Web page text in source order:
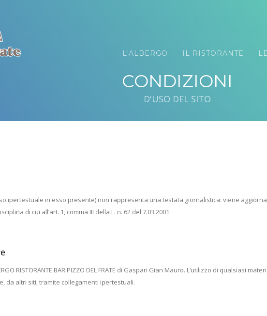
L'ALBERGO IL RISTORANTE
CONDIZIONI
D'USO DEL SITO
ipertestuale in esso presente) non rappresenta una testata giornalistica: viene
di cui all’art. 1, comma III della L. n. 62 del 7.03.2001.
RISTORANTE BAR PIZZO DEL FRATE di Gaspari Gian Mauro. L’utilizzo di qualsiasi
da altri siti, tramite collegamenti ipertestuali.